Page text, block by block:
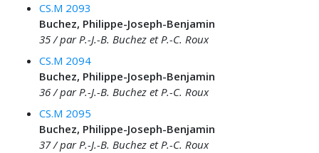
CS.M 2093
Buchez, Philippe-Joseph-Benjamin
35 / par P.-J.-B. Buchez et P.-C. Roux
CS.M 2094
Buchez, Philippe-Joseph-Benjamin
36 / par P.-J.-B. Buchez et P.-C. Roux
CS.M 2095
Buchez, Philippe-Joseph-Benjamin
37 / par P.-J.-B. Buchez et P.-C. Roux